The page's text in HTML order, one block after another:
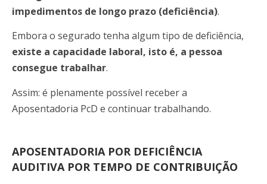
impedimentos de longo prazo (deficiência).
Embora o segurado tenha algum tipo de deficiência,
existe a capacidade laboral, isto é, a pessoa
consegue trabalhar.
Assim: é plenamente possível receber a
Aposentadoria PcD e continuar trabalhando.
APOSENTADORIA POR DEFICIÊNCIA
AUDITIVA POR TEMPO DE CONTRIBUIÇÃO